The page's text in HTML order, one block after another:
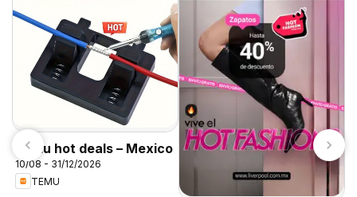
Temu hot deals – Mexico
10/08 - 31/12/2026
TEMU